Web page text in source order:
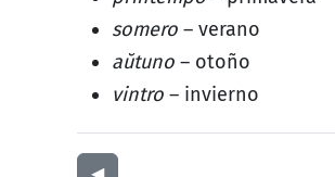
somero – verano
aŭtuno – otoño
vintro – invierno